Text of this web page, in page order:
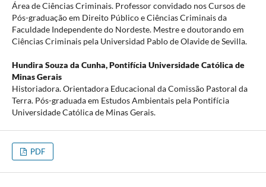
Área de Ciências Criminais. Professor convidado nos Cursos de
Pós-graduação em Direito Público e Ciências Criminais da
Faculdade Independente do Nordeste. Mestre e doutorando em
Ciências Criminais pela Universidad Pablo de Olavide de Sevilla.
Hundira Souza da Cunha,Pontifícia Universidade Católica de
Minas Gerais
Historiadora. Orientadora Educacional da Comissão Pastoral da
Terra. Pós-graduada em Estudos Ambientais pela Pontifícia
Universidade Católica de Minas Gerais.
PDF